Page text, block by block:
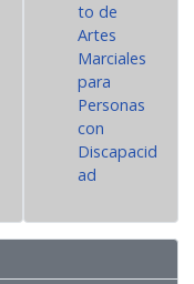
to de
Artes
Marciales
para
Personas
con
Discapacid
ad